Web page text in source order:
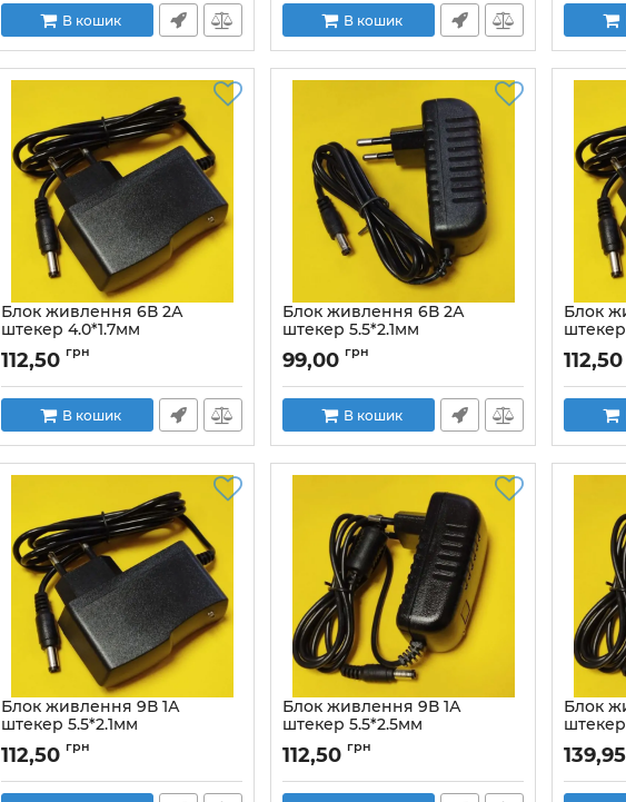
В кошик В кошик
Блок живлення 6В 2А
штекер 4.0*1.7мм
стабілізований імпульсний
112,50 грн
В кошик
Блок живлення 6В 2А
штекер 5.5*2.1мм
Артикул: модель_0620
99,00 грн
В кошик
Блок
112,50
Блок живлення 9В 1А
штекер 5.5*2.1мм
стабілізований імпульсний
Артикул:
112,50 грн
Блок живлення 9В 1А
штекер 5.5*2.5мм
стабілізований імпульсний
Артикул:
112,50 грн
Блок
139,95